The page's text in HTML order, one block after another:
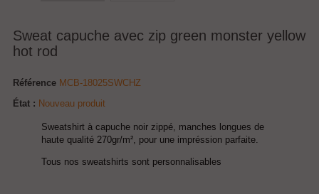
Sweat capuche avec zip green monster yellow
hot rod
Référence MCB-18025SWCHZ
État : Nouveau produit
Sweatshirt à capuche noir zippé, manches longues de
haute qualité 270gr/m², pour une impréssion parfaite.
Tous nos sweatshirts sont personnalisables